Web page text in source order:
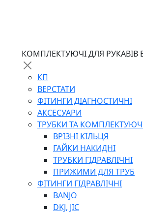
КОМПЛЕКТУЮЧІ ДЛЯ РУКАВІВ
КП
ВЕРСТАТИ
ФІТИНГИ ДІАГНОСТИЧНІ
АКСЕСУАРИ
ТРУБКИ ТА
ВРІЗНІ КІЛЬЦЯ
ГАЙКИ НАКИДНІ
ТРУБКИ ГІДРАВЛІЧНІ
ПРИЖИМИ ДЛЯ ТРУБ
ФІТИНГИ ГІДРАВЛІЧНІ
BANJO
DKJ, JIC